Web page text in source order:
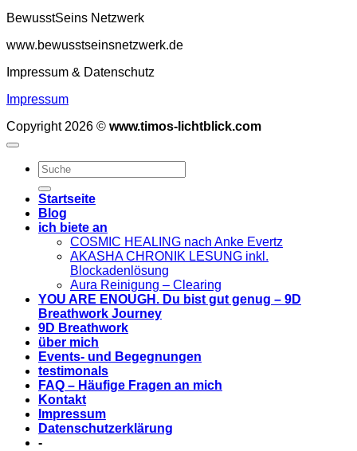
BewusstSeins Netzwerk
www.bewusstseinsnetzwerk.de
Impressum & Datenschutz
Impressum
Copyright 2026 © www.timos-lichtblick.com
Startseite
Blog
ich biete an
COSMIC HEALING nach Anke Evertz
AKASHA CHRONIK LESUNG inkl.
Blockadenlösung
Aura Reinigung – Clearing
YOU ARE ENOUGH. Du bist gut genug – 9D
Breathwork Journey
9D Breathwork
über mich
Events- und Begegnungen
testimonals
FAQ – Häufige Fragen an mich
Kontakt
Impressum
Datenschutzerklärung
-